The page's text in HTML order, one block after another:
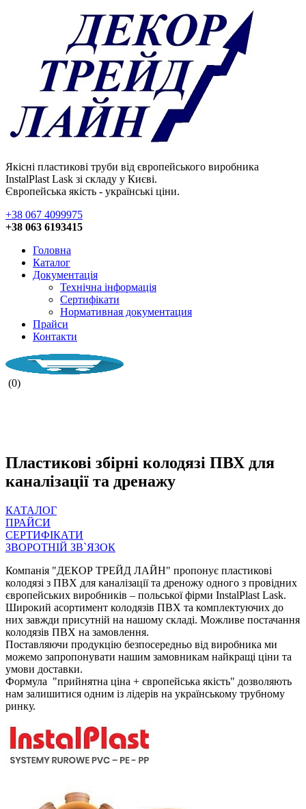
Якісні пластикові труби від європейського виробника
InstalPlast Lask зі складу у Києві.
Європейська якість - українські ціни.
+38 067 4099975
+38 063 6193415
Головна
Каталог
Документація
Технічна інформація
Сертифікати
Нормативная документация
Прайси
Контакти
(0)
Пластикові збірні колодязі ПВХ для
каналізації та дренажу
КАТАЛОГ
ПРАЙСИ
СЕРТИФІКАТИ
ЗВОРОТНІЙ ЗВ`ЯЗОК
Компанія "ДЕКОР ТРЕЙД ЛАЙН" пропонує пластикові
колодязі з ПВХ для каналізації та дреножу одного з провідних
європейських виробників – польської фірми InstalPlast Lask.
Широкий асортимент колодязів ПВХ та комплектуючих до
них завжди присутній на нашому складі. Можливе постачання
колодязів ПВХ на замовлення.
Поставляючи продукцію безпосередньо від виробника ми
можемо запропонувати нашим замовникам найкращі ціни та
умови доставки.
Формула "прийнятна ціна + європейська якість" дозволяють
нам залишитися одним із лідерів на українському трубному
ринку.